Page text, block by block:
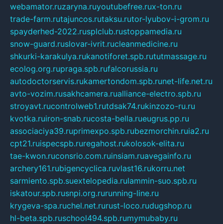
webamator.ruzaryna.ruyoutubefree.rux-ton.ru
trade-farm.rutajuncos.rutaksu.rutor-lyubov-i-grom.ru
spayderhed-2022.rusplclub.rustoppamedia.ru
snow-guard.ruslovar-ivrit.rucleanmedicine.ru
shkurki-karakulya.rukanotiforet.spb.rututmassage.ru
ecolog.org.rupraga.spb.rufalcorussia.ru
autodoctorservis.rukamertondom.spb.runet-life.net.ru
avto-vozim.rusakhcamera.rualliance-electro.spb.ru
stroyavt.rucontrolweb1.rutdsak74.rukinzozo-ru.ru
kvotka.ruiron-snab.rucosta-bella.rueugrus.pp.ru
associaciya39.ruprimexpo.spb.rubezmorchin.ruia2.ru
cpt21.ruispecspb.ruregahost.rukolosok-elita.ru
tae-kwon.ruconsrio.com.ruinsiam.ruavegainfo.ru
archery161.rubigencyclica.ruvlast16.rukorru.net
sarmiento.spb.suextelopedia.rulammin-suo.spb.ru
iskatour.spb.rusnpi.org.rurunning-line.ru
krygeva-spa.ruchel.net.rurust-loco.rudugshop.ru
hl-beta.spb.ruschool494.spb.rumymubaby.ru